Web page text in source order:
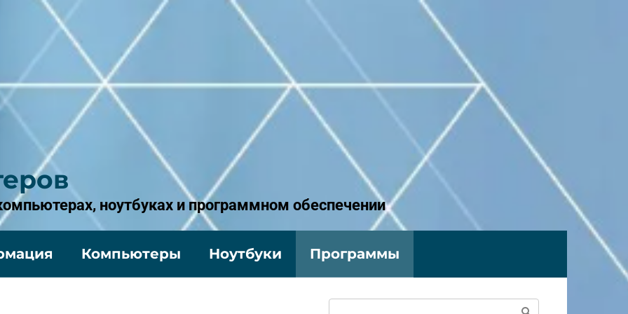
ноутбуках и программном обеспечении
Компьютеры Ноутбуки Программы